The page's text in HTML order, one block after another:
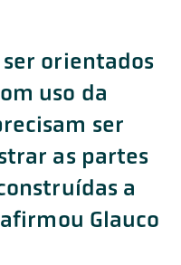
orientados
uso da
ser
as partes
a
Glauco